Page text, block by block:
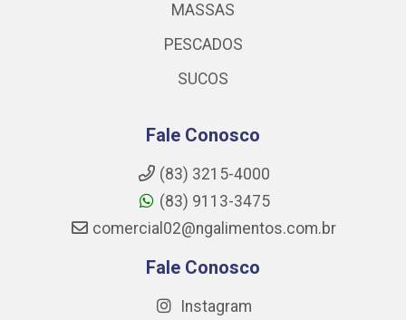
MASSAS
PESCADOS
SUCOS
Fale Conosco
(83) 3215-4000
(83) 9113-3475
comercial02@ngalimentos.com.br
Fale Conosco
Instagram